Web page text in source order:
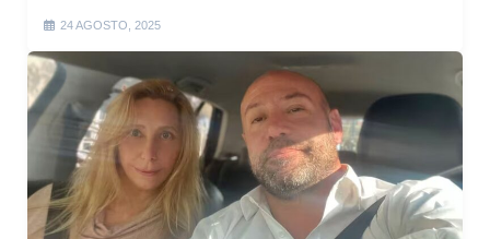
24 AGOSTO, 2025